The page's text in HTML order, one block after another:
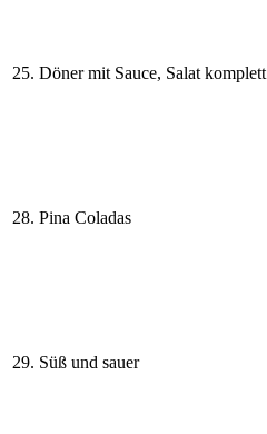
25. Döner mit Sauce, Salat komplett
28. Pina Coladas
29. Süß und sauer